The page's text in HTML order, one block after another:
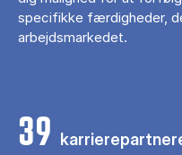
specifikke færdigheder,
arbejdsmarkedet.
39